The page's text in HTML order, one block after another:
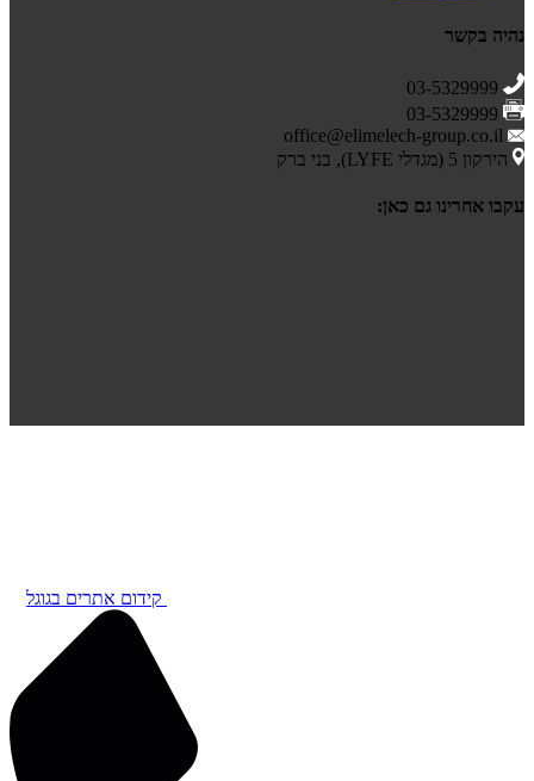
נהיה בקשר
הירקון 5 (מגדלי LYFE), בני ברק
עקבו אחרינו גם כאן:
קידום אתרים בגוגל